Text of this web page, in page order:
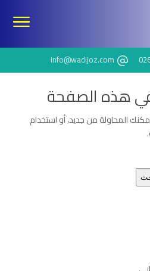
info@wadijoz.com
هذه الصفحة
المحاولة من جديد، أو استخدام